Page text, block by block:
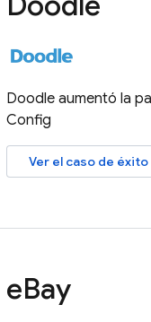
Doodle aumentó la
Config
Ver el caso de
eBay